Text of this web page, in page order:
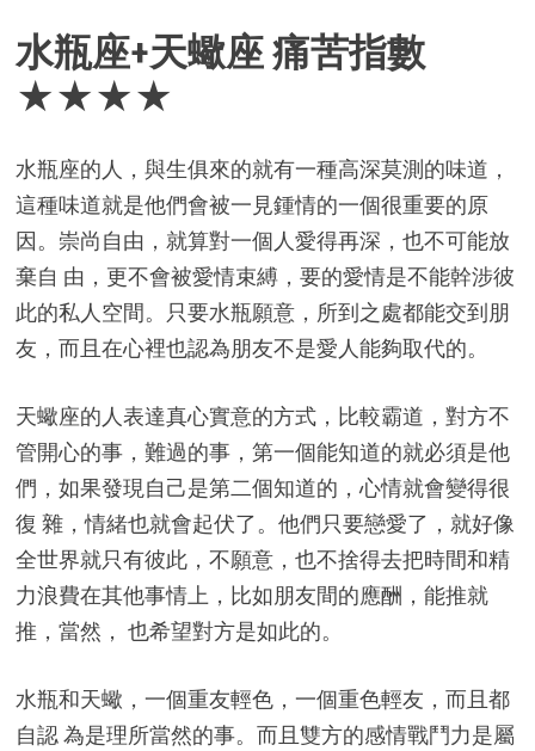
水瓶座+天蠍座 痛苦指數
★★★★
水瓶座的人，與生俱來的就有一種高深莫測的味道，
這種味道就是他們會被一見鍾情的一個很重要的原
因。崇尚自由，就算對一個人愛得再深，也不可能放
棄自 由，更不會被愛情束縛，要的愛情是不能幹涉彼
此的私人空間。只要水瓶願意，所到之處都能交到朋
友，而且在心裡也認為朋友不是愛人能夠取代的。
天蠍座的人表達真心實意的方式，比較霸道，對方不
管開心的事，難過的事，第一個能知道的就必須是他
們，如果發現自己是第二個知道的，心情就會變得很
復 雜，情緒也就會起伏了。他們只要戀愛了，就好像
全世界就只有彼此，不願意，也不捨得去把時間和精
力浪費在其他事情上，比如朋友間的應酬，能推就
推，當然， 也希望對方是如此的。
水瓶和天蠍，一個重友輕色，一個重色輕友，而且都
自認 為是理所當然的事。而且雙方的感情戰鬥力是屬